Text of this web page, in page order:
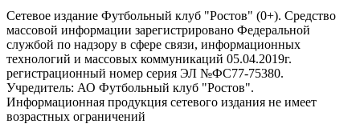
Сетевое издание Футбольный клуб "Ростов" (0+). Средство
массовой информации зарегистрировано Федеральной
службой по надзору в сфере связи, информационных
технологий и массовых коммуникаций 05.04.2019г.
регистрационный номер серия ЭЛ №ФС77-75380.
Учредитель: АО Футбольный клуб "Ростов".
Информационная продукция сетевого издания не имеет
возрастных ограничений